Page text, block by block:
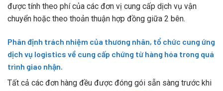
được tính theo phí của các đơn vị cung cấp dịch vụ vận
chuyển hoặc theo thoản thuận hợp đồng giữa 2 bên.
Phân định trách nhiệm của thương nhân, tổ chức cung ứng
dịch vụ logistics về cung cấp chứng từ hàng hóa trong quá
trình giao nhận.
Tất cả các đơn hàng đều được đóng gói sẵn sàng trước khi